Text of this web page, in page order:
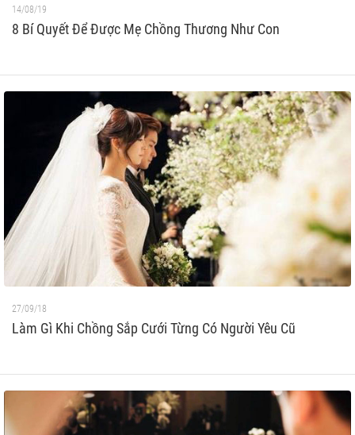
14/08/19
8 Bí Quyết Để Được Mẹ Chồng Thương Như Con
27/09/18
Làm Gì Khi Chồng Sắp Cưới Từng Có Người Yêu Cũ